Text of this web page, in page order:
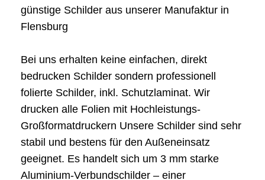
günstige Schilder aus unserer Manufaktur in
Flensburg
Bei uns erhalten keine einfachen, direkt
bedrucken Schilder sondern professionell
folierte Schilder, inkl. Schutzlaminat. Wir
drucken alle Folien mit Hochleistungs-
Großformatdruckern Unsere Schilder sind sehr
stabil und bestens für den Außeneinsatz
geeignet. Es handelt sich um 3 mm starke
Aluminium-Verbundschilder – einer